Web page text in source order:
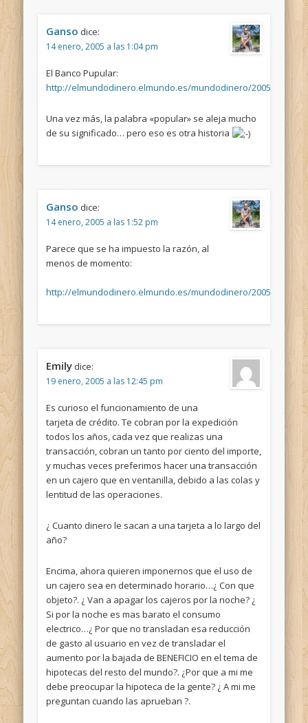
Ganso dice:
14 enero, 2005 a las 1:04 pm
El Banco Pupular:
http://elmundodinero.elmundo.es/mundodinero/2005/01/12/
Una vez más, la palabra «popular» se aleja mucho
de su significado… pero eso es otra historia
Ganso dice:
14 enero, 2005 a las 1:52 pm
Parece que se ha impuesto la razón, al
menos de momento:
http://elmundodinero.elmundo.es/mundodinero/2005/01/14/
Emily dice:
19 enero, 2005 a las 12:45 pm
Es curioso el funcionamiento de una
tarjeta de crédito. Te cobran por la expedición
todos los años, cada vez que realizas una
transacción, cobran un tanto por ciento del importe,
y muchas veces preferimos hacer una transacción
en un cajero que en ventanilla, debido a las colas y
lentitud de las operaciones.
¿ Cuanto dinero le sacan a una tarjeta a lo largo del
año?
Encima, ahora quieren imponernos que el uso de
un cajero sea en determinado horario…¿ Con que
objeto?. ¿ Van a apagar los cajeros por la noche? ¿
Si por la noche es mas barato el consumo
electrico…¿ Por que no transladan esa reducción
de gasto al usuario en vez de transladar el
aumento por la bajada de BENEFICIO en el tema de
hipotecas del resto del mundo?. ¿Por que a mi me
debe preocupar la hipoteca de la gente? ¿ A mi me
preguntan cuando las aprueban ?.